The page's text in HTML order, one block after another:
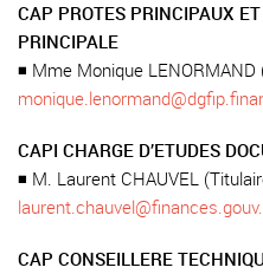
CAP PROTES PRINCIPAUX
PRINCIPALE
◾ Mme Monique
CAPI CHARGE D’ETUDES
◾ M. Laurent CHAUVEL
CAP CONSEILLERE